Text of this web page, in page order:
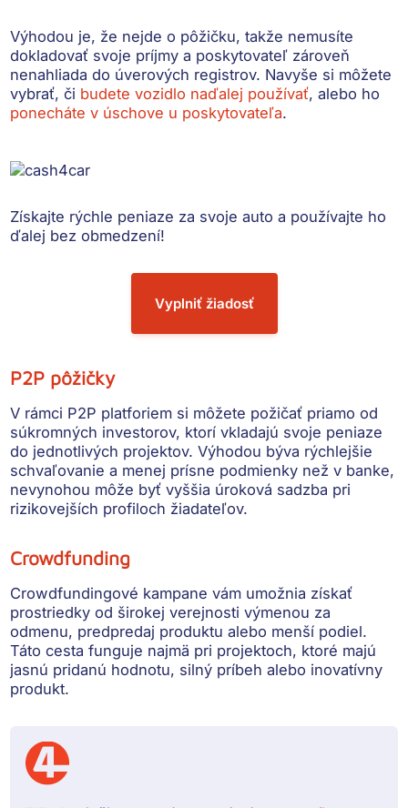
Výhodou je, že nejde o pôžičku, takže nemusíte
dokladovať svoje príjmy a poskytovateľ zároveň
nenahliada do úverových registrov. Navyše si môžete
vybrať, či budete vozidlo naďalej používať, alebo ho
ponecháte v úschove u poskytovateľa.
Získajte rýchle peniaze za svoje auto a používajte ho
ďalej bez obmedzení!
Vyplniť žiadosť
P2P pôžičky
V rámci P2P platforiem si môžete požičať priamo od
súkromných investorov, ktorí vkladajú svoje peniaze
do jednotlivých projektov. Výhodou býva rýchlejšie
schvaľovanie a menej prísne podmienky než v banke,
nevynohou môže byť vyššia úroková sadzba pri
rizikovejších profiloch žiadateľov.
Crowdfunding
Crowdfundingové kampane vám umožnia získať
prostriedky od širokej verejnostivýmenou za
odmenu, predpredaj produktu alebo menší podiel.
Táto cesta funguje najmä pri projektoch, ktoré majú
jasnú pridanú hodnotu, silný príbeh alebo inovatívny
produkt.